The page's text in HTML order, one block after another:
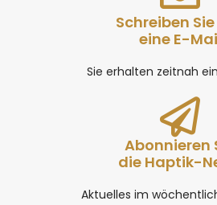
Schreiben
eine E-
Sie erhalten zeitnah
Abonnieren
die Haptik-
Aktuelles im